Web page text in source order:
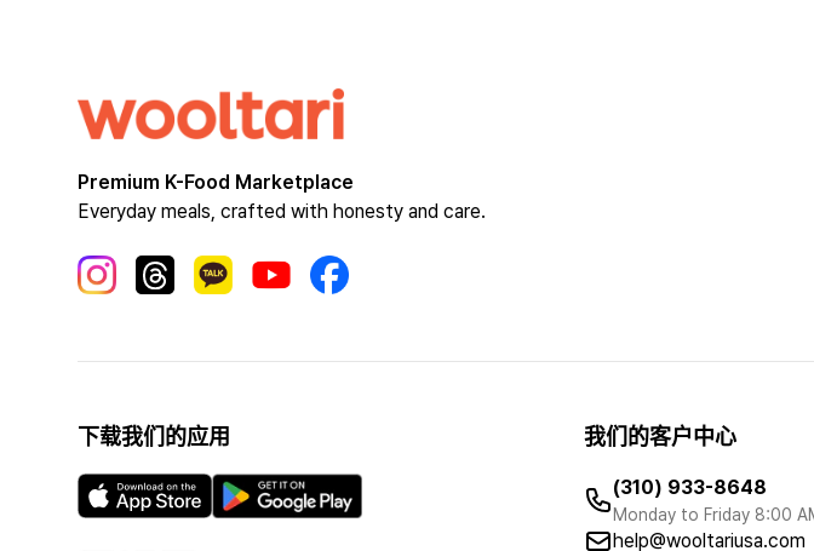
Premium K-Food Marketplace
Everyday meals, crafted with honesty and care.
下载我们的应用 我们的客户中心
(310) 933-8648
Monday to Friday 8:00
help@wooltariusa.com